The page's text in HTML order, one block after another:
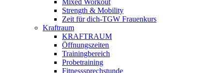
Mixed Workout
Strength & Mobility
Zeit für dich-TGW Frauenkurs
Kraftraum
KRAFTRAUM
Öffnungszeiten
Trainingbereich
Probetraining
Fitnesssprechstunde